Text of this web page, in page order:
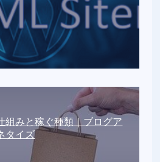
組みと稼ぐ種類｜ブログア
タイズ